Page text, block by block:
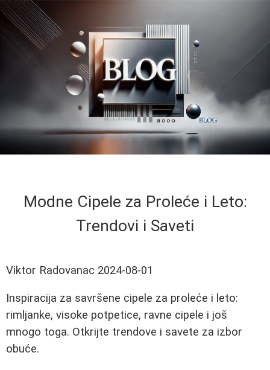
Modne Cipele za Proleće i Leto:
Trendovi i Saveti
Viktor Radovanac 2024-08-01
Inspiracija za savršene cipele za proleće i leto:
rimljanke, visoke potpetice, ravne cipele i još
mnogo toga. Otkrijte trendove i savete za izbor
obuće.